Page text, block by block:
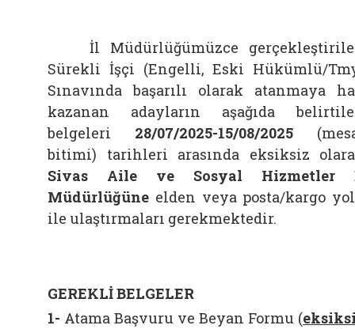
İl Müdürlüğümüzce
Sürekli İşçi (Engelli, Eski Hükümlü/
Sınavında başarılı olarak atanmaya
kazanan adayların aşağıda
belgeleri 28/07/2025-15/08/2025
bitimi) tarihleri arasında eksiksiz
Sivas Aile ve Sosyal Hizmetler
Müdürlüğüne elden veya posta/kargo
ile ulaştırmaları gerekmektedir.
GEREKLİ BELGELER
1- Atama Başvuru ve Beyan Formu (